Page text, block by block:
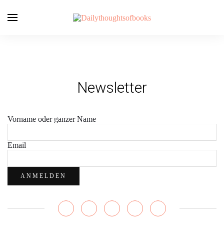
Newsletter
Vorname oder ganzer Name
Email